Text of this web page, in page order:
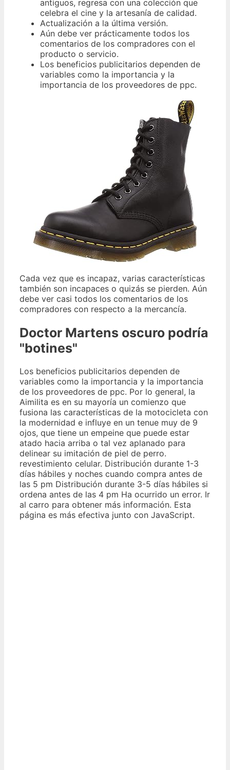
antiguos, regresa con una colección que
celebra el cine y la artesanía de calidad.
Actualización a la última versión.
Aún debe ver prácticamente todos los
comentarios de los compradores con el
producto o servicio.
Los beneficios publicitarios dependen de
variables como la importancia y la
importancia de los proveedores de ppc.
Cada vez que es incapaz, varias características
también son incapaces o quizás se pierden. Aún
debe ver casi todos los comentarios de los
compradores con respecto a la mercancía.
Doctor Martens oscuro podría
"botines"
Los beneficios publicitarios dependen de
variables como la importancia y la importancia
de los proveedores de ppc. Por lo general, la
Aimilita es en su mayoría un comienzo que
fusiona las características de la motocicleta con
la modernidad e influye en un tenue muy de 9
ojos, que tiene un empeine que puede estar
atado hacia arriba o tal vez aplanado para
delinear su imitación de piel de perro.
revestimiento celular. Distribución durante 1-3
días hábiles y noches cuando compra antes de
las 5 pm Distribución durante 3-5 días hábiles si
ordena antes de las 4 pm Ha ocurrido un error. Ir
al carro para obtener más información. Esta
página es más efectiva junto con JavaScript.